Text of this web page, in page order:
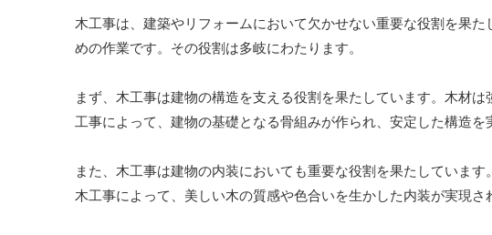
木工事は、建築やリフォームにおいて欠かせない重要な役割を果
めの作業です。その役割は多岐にわたります。
まず、木工事は建物の構造を支える役割を果たしています。木材
工事によって、建物の基礎となる骨組みが作られ、安定した構造を
また、木工事は建物の内装においても重要な役割を果たしていま
木工事によって、美しい木の質感や色合いを生かした内装が実現さ